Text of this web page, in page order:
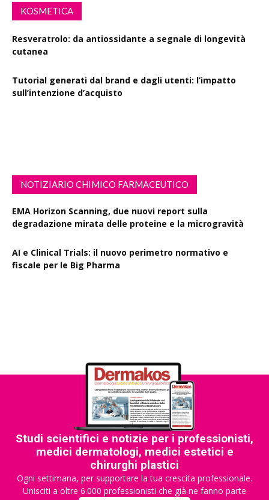
KOSMETICA
Resveratrolo: da antiossidante a segnale di longevità
cutanea
Tutorial generati dal brand e dagli utenti: l’impatto
sull’intenzione d’acquisto
NOTIZIARIO CHIMICO FARMACEUTICO
EMA Horizon Scanning, due nuovi report sulla
degradazione mirata delle proteine e la microgravità
AI e Clinical Trials: il nuovo perimetro normativo e
fiscale per le Big Pharma
Studi scientifici e notizie per i professionisti,
medici dermatologi, medici estetici e
chirurghi plastici
Ogni settimana, per supportare la tua crescita professionale.
Unisciti a oltre 6.000 professionisti che già ne fanno parte